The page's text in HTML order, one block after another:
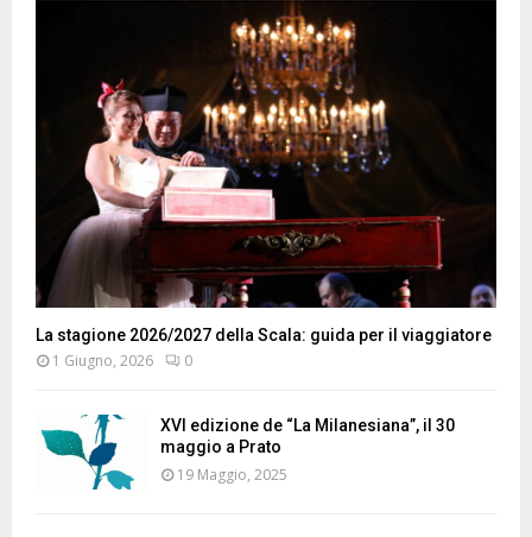
La stagione 2026/2027 della Scala: guida per il viaggiatore
1 Giugno, 2026 0
XVI edizione de “La Milanesiana”, il 30
maggio a Prato
19 Maggio, 2025